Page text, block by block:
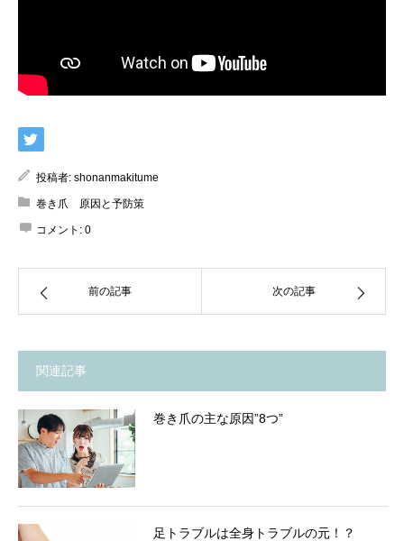
投稿者: shonanmakitume
巻き爪 原因と予防策
コメント: 0
前の記事 次の記事
関連記事
巻き爪の主な原因”8つ”
足トラブルは全身トラブルの元！？